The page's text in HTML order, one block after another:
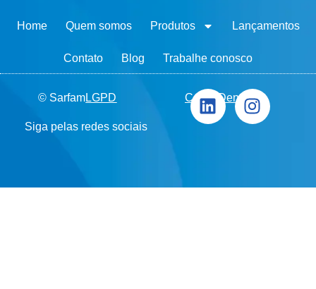
© SarfamLGPD Canal Denúncia
Siga pelas redes sociais
Home Quem somos Produtos Lançamentos
Contato Blog Trabalhe conosco